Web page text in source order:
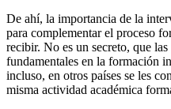
De ahí, la importancia de la
para complementar el proceso
recibir. No es un secreto, que
fundamentales en la formación
incluso, en otros países se les
misma actividad académica